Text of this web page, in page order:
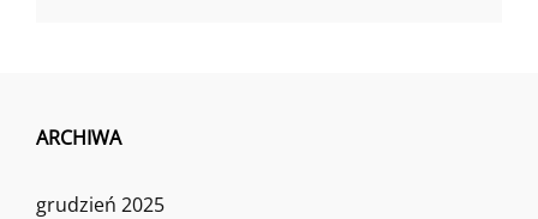
ARCHIWA
grudzień 2025